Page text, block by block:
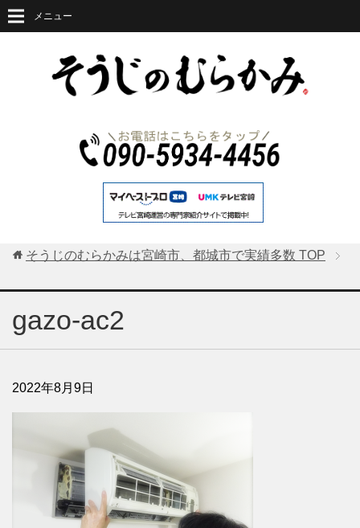
メニュー
そうじのむらかみは宮崎市、都城市で実績多数 TOP
gazo-ac2
2022年8月9日